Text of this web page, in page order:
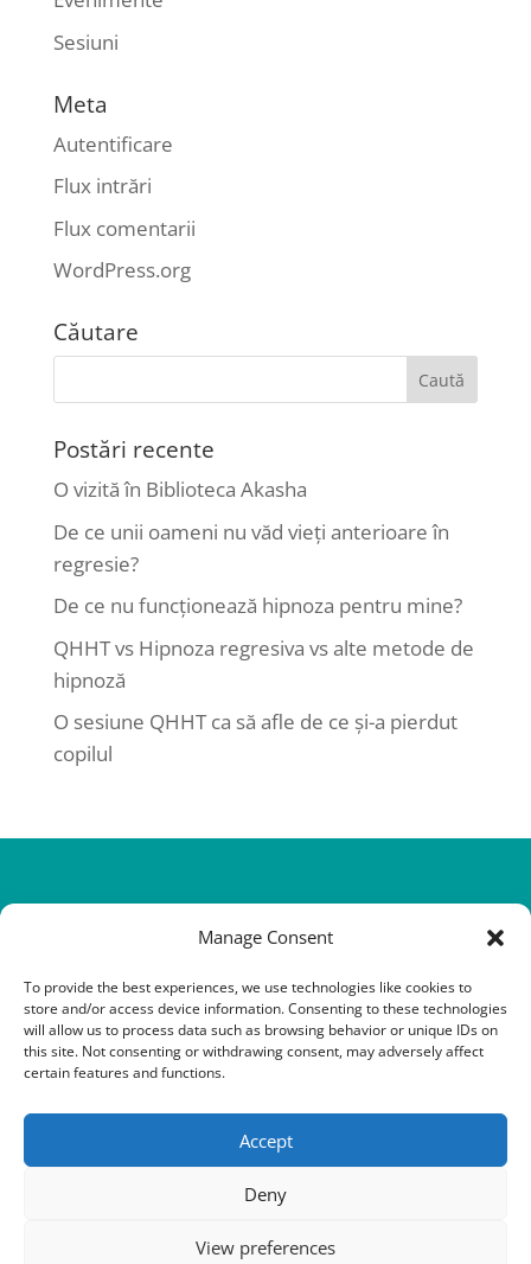
Manage Consent
To provide the best experiences, we use technologies like cookies to
store and/or access device information. Consenting to these technologies
will allow us to process data such as browsing behavior or unique IDs on
this site. Not consenting or withdrawing consent, may adversely affect
certain features and functions.
Accept
Deny
View preferences
Sesiuni
Meta
Autentificare
Flux intrări
Flux comentarii
WordPress.org
Căutare
Postări recente
O vizită în Biblioteca Akasha
De ce unii oameni nu văd vieți anterioare în
regresie?
De ce nu funcționează hipnoza pentru mine?
QHHT vs Hipnoza regresiva vs alte metode de
hipnoză
O sesiune QHHT ca să afle de ce și-a pierdut
copilul
@Copyright 2016-2026 QHHT Romania
0731 88 50 67